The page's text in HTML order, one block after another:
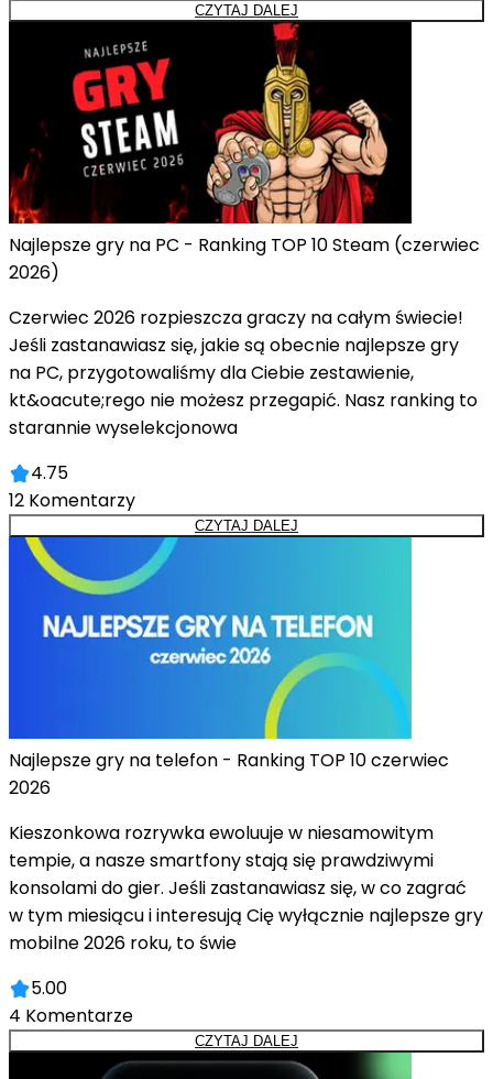
CZYTAJ DALEJ
Najlepsze gry na PC - Ranking TOP 10 Steam (czerwiec
2026)
Czerwiec 2026 rozpieszcza graczy na całym świecie!
Jeśli zastanawiasz się, jakie są obecnie najlepsze gry
na PC, przygotowaliśmy dla Ciebie zestawienie,
kt&oacute;rego nie możesz przegapić. Nasz ranking to
starannie wyselekcjonowa
4.75
12 Komentarzy
CZYTAJ DALEJ
Najlepsze gry na telefon - Ranking TOP 10 czerwiec
2026
Kieszonkowa rozrywka ewoluuje w niesamowitym
tempie, a nasze smartfony stają się prawdziwymi
konsolami do gier. Jeśli zastanawiasz się, w co zagrać
w tym miesiącu i interesują Cię wyłącznie najlepsze gry
mobilne 2026 roku, to świe
5.00
4 Komentarze
CZYTAJ DALEJ